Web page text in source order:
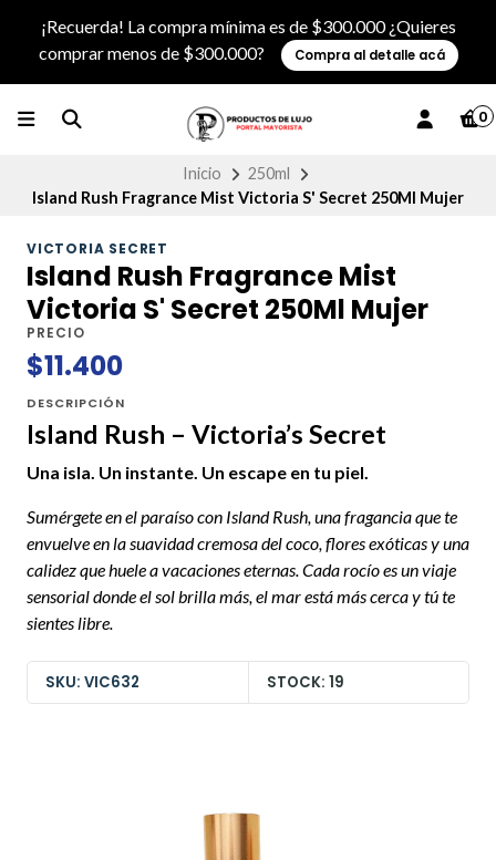
¡Recuerda! La compra mínima es de $300.000 ¿Quieres
comprar menos de $300.000?
Compra al detalle acá
0
Inicio
250ml
Island Rush Fragrance Mist Victoria S' Secret 250Ml Mujer
VICTORIA SECRET
Island Rush Fragrance Mist
Victoria S' Secret 250Ml Mujer
PRECIO
$11.400
DESCRIPCIÓN
Island Rush – Victoria’s Secret
Una isla. Un instante. Un escape en tu piel.
Sumérgete en el paraíso con Island Rush, una fragancia que te
envuelve en la suavidad cremosa del coco, flores exóticas y una
calidez que huele a vacaciones eternas. Cada rocío es un viaje
sensorial donde el sol brilla más, el mar está más cerca y tú te
sientes libre.
SKU: VIC632 STOCK: 19